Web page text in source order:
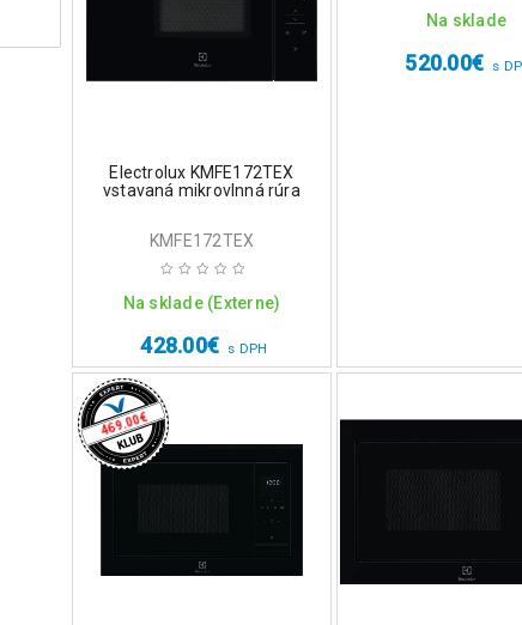
Electrolux KMFE172TEX
vstavaná mikrovlnná rúra
KMFE172TEX
Na sklade (Externe)
428.00€ s DPH
Na sklade
520.00€ s
469.00€